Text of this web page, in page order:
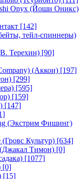
Onyx (Йоши Оникс)
[142]
тейл-спиннеры)
Терехин) [90]
(Аккои) [197]
[299]
[595]
[159]
[147]
(Экстрим Фишинг)
Культур) [634]
Тимон) [0]
[1077]
[0]
[15]